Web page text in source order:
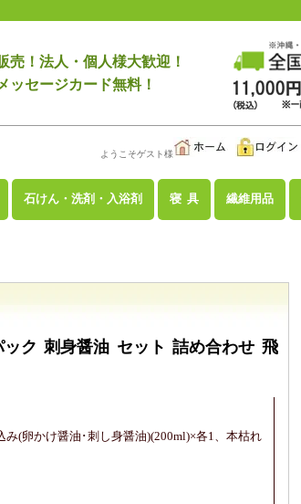
売！法人・個人様大歓迎！
ッセージカード無料！
ようこそゲスト様
石けん・洗剤・入浴剤 寝 具 繊維用品
ク 刺身醤油 セット 詰め合わせ 飛
(卵かけ醤油･刺し身醤油)(200ml)×各1、本枯れ